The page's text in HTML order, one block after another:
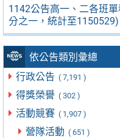
1142公告高一、二各班
分之一，統計至1150529)
依公告類別彙總
行政公告 ( 7,191 )
得獎榮譽 ( 302 )
活動競賽 ( 1,907 )
營隊活動 ( 651 )